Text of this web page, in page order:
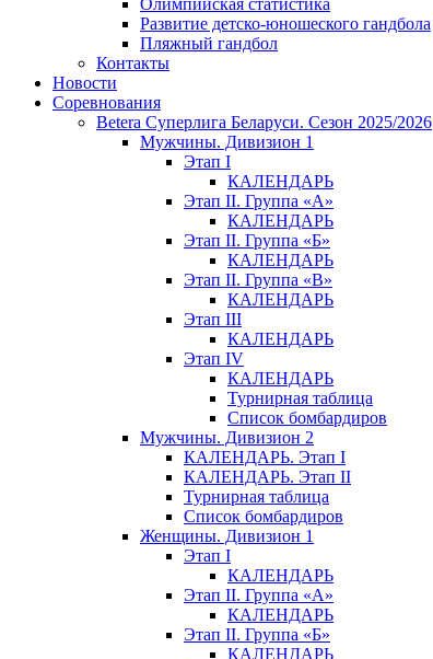
Олимпийская статистика
Развитие детско-юношеского гандбола
Пляжный гандбол
Контакты
Новости
Соревнования
Betera Суперлига Беларуси. Сезон 2025/2026
Мужчины. Дивизион 1
Этап I
КАЛЕНДАРЬ
Этап II. Группа «А»
КАЛЕНДАРЬ
Этап II. Группа «Б»
КАЛЕНДАРЬ
Этап II. Группа «В»
КАЛЕНДАРЬ
Этап III
КАЛЕНДАРЬ
Этап IV
КАЛЕНДАРЬ
Турнирная таблица
Список бомбардиров
Мужчины. Дивизион 2
КАЛЕНДАРЬ. Этап I
КАЛЕНДАРЬ. Этап II
Турнирная таблица
Список бомбардиров
Женщины. Дивизион 1
Этап I
КАЛЕНДАРЬ
Этап II. Группа «А»
КАЛЕНДАРЬ
Этап II. Группа «Б»
КАЛЕНДАРЬ